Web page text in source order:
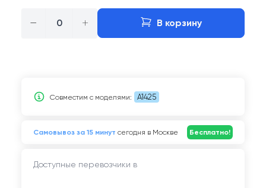
− + В корзину
Совместим c моделями: A1425
Самовывоз за 15 минут сегодня в Москве Бесплатно!
Доступные перевозчики в